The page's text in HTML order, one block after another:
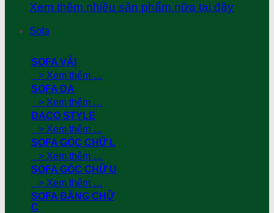
Xem thêm nhiều sản phẩm nữa tại đây
Sofa
SOFA VẢI
> Xem thêm …
SOFA DA
> Xem thêm …
DACO STYLE
> Xem thêm …
SOFA GÓC CHỮ L
> Xem thêm …
SOFA GÓC CHỮ U
> Xem thêm …
SOFA BĂNG CHỮ
C